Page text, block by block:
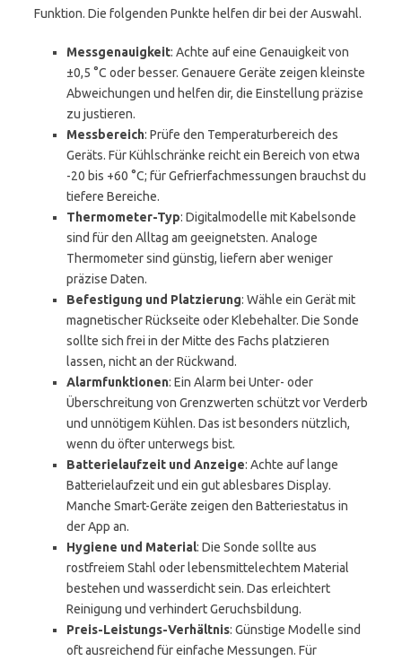
Funktion. Die folgenden Punkte helfen dir bei der Auswahl.
Messgenauigkeit: Achte auf eine Genauigkeit von
±0,5 °C oder besser. Genauere Geräte zeigen kleinste
Abweichungen und helfen dir, die Einstellung präzise
zu justieren.
Messbereich: Prüfe den Temperaturbereich des
Geräts. Für Kühlschränke reicht ein Bereich von etwa
-20 bis +60 °C; für Gefrierfachmessungen brauchst du
tiefere Bereiche.
Thermometer-Typ: Digitalmodelle mit Kabelsonde
sind für den Alltag am geeignetsten. Analoge
Thermometer sind günstig, liefern aber weniger
präzise Daten.
Befestigung und Platzierung: Wähle ein Gerät mit
magnetischer Rückseite oder Klebehalter. Die Sonde
sollte sich frei in der Mitte des Fachs platzieren
lassen, nicht an der Rückwand.
Alarmfunktionen: Ein Alarm bei Unter- oder
Überschreitung von Grenzwerten schützt vor Verderb
und unnötigem Kühlen. Das ist besonders nützlich,
wenn du öfter unterwegs bist.
Batterielaufzeit und Anzeige: Achte auf lange
Batterielaufzeit und ein gut ablesbares Display.
Manche Smart-Geräte zeigen den Batteriestatus in
der App an.
Hygiene und Material: Die Sonde sollte aus
rostfreiem Stahl oder lebensmittelechtem Material
bestehen und wasserdicht sein. Das erleichtert
Reinigung und verhindert Geruchsbildung.
Preis-Leistungs-Verhältnis: Günstige Modelle sind
oft ausreichend für einfache Messungen. Für